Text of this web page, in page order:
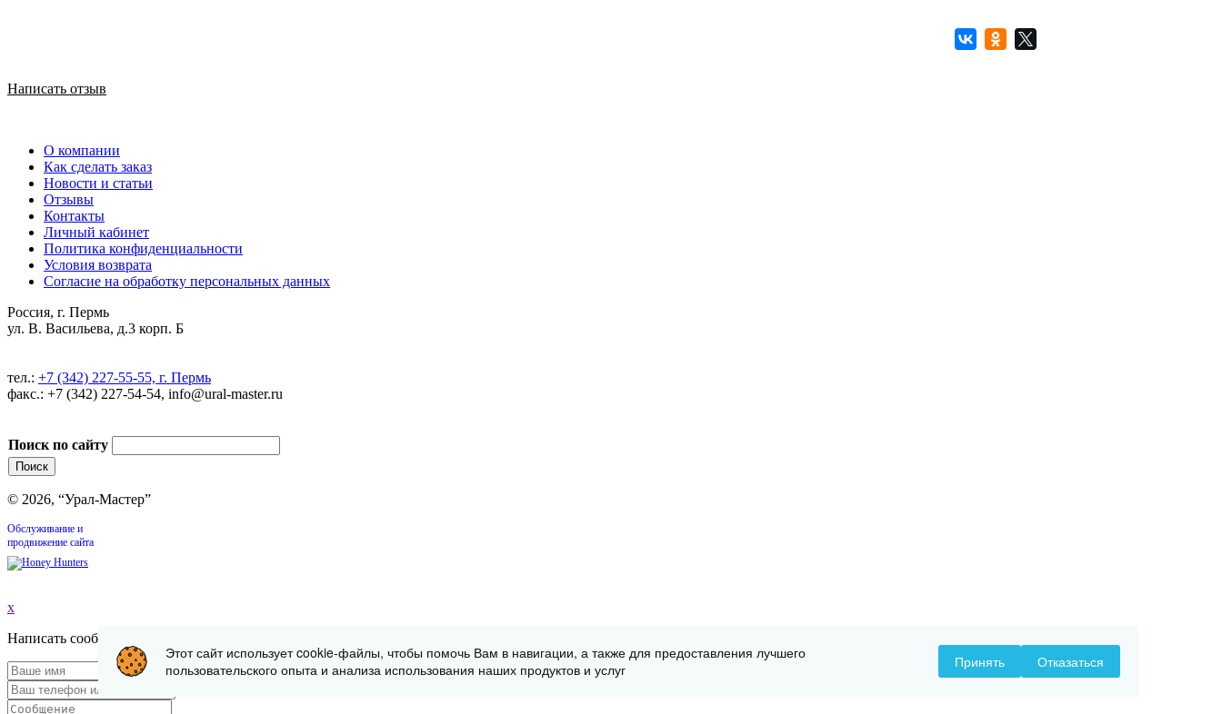
Написать отзыв
О компании
Как сделать заказ
Новости и статьи
Отзывы
Контакты
Личный кабинет
Политика конфиденциальности
Условия возврата
Согласие на обработку персональных данных
Россия, г. Пермь
ул. В. Васильева, д.3 корп. Б
тел.: +7 (342) 227-55-55, г. Пермь
факс.: +7 (342) 227-54-54, info@ural-master.ru
Поиск по сайту
© 2026, “Урал-Мастер”
Обслуживание и
продвижение сайта
x
Написать сообщение
Этот сайт использует cookie-файлы, чтобы помочь Вам в навигации, а также для предоставления лучшего
пользовательского опыта и анализа использования наших продуктов и услуг
Принять Отказаться